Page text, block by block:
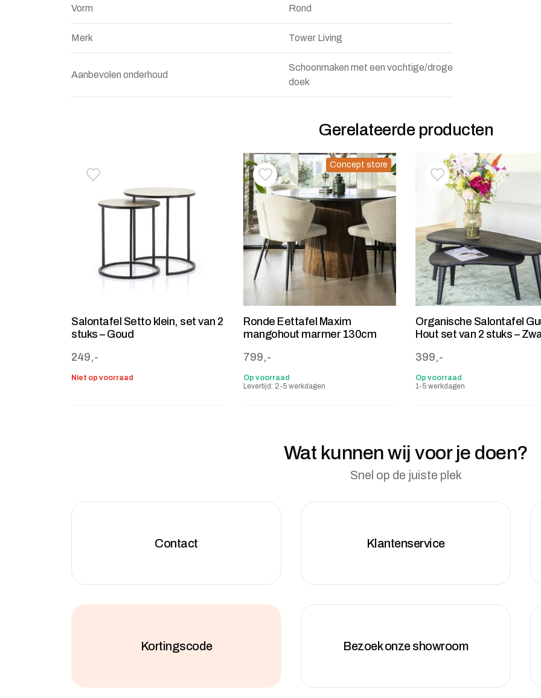
Vorm Rond
Merk Tower Living
Aanbevolen onderhoud
Schoonmaken met een vochtige/droge
doek
Gerelateerde producten
Toevoegen aan verlanglijstje
Verwijderen van verlanglijst
Salontafel Setto klein, set van 2
stuks – Goud
249,-
Niet op voorraad
Concept store
Toevoegen aan verlanglijstje
Verwijderen van verlanglijst
Ronde Eettafel Maxim
mangohout marmer 130cm
799,-
Op voorraad
Levertijd: 2-5 werkdagen
Toevoegen aan
Verwijderen van
Organische Salontafel
Hout set van 2 stuks –
399,-
Op voorraad
1-5 werkdagen
Wat kunnen wij voor je doen?
Snel op de juiste plek
Contact Klantenservice
Kortingscode Bezoek onze showroom